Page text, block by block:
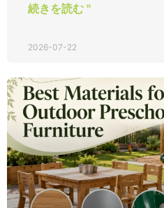
続きを読む "
2026-07-22